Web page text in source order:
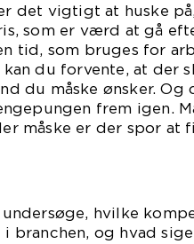
det vigtigt at huske
som er værd at gå
tid, som bruges for
du forvente, at der
du måske ønsker. Og
frem igen.
måske er der spor at
hvilke
branchen, og hvad